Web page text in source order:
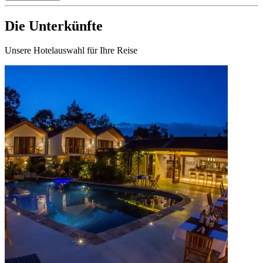
Die Unterkünfte
Unsere Hotelauswahl für Ihre Reise